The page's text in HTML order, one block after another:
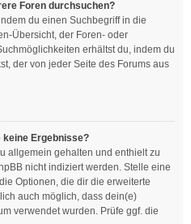
Foren durchsuchen?
du einen Suchbegriff in die
Übersicht, der Foren- oder
erhältst du, indem du
der von jeder Seite des Forums aus
keine Ergebnisse?
allgemein gehalten und enthielt zu
nicht indiziert werden. Stelle eine
Optionen, die dir die erweiterte
auch möglich, dass dein(e)
verwendet wurden. Prüfe ggf. die